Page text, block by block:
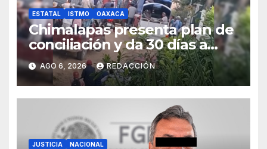
ESTATAL ISTMO OAXACA
Chimalapas presenta plan de
conciliación y da 30 días a
ejidos chiapanecos para
definir situación territorial
AGO 6, 2026 REDACCIÓN
JUSTICIA NACIONAL